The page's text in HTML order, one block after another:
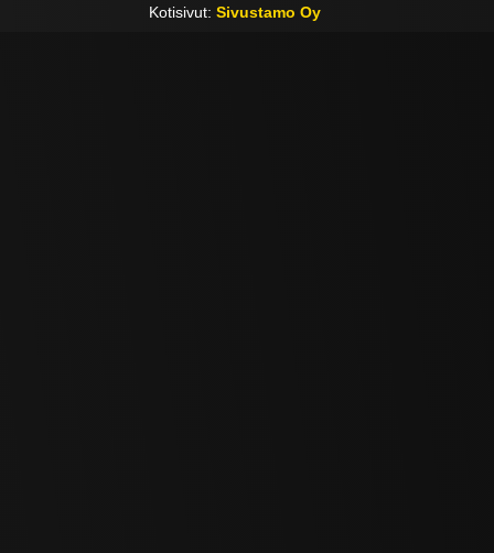
Kotisivut: Sivustamo Oy